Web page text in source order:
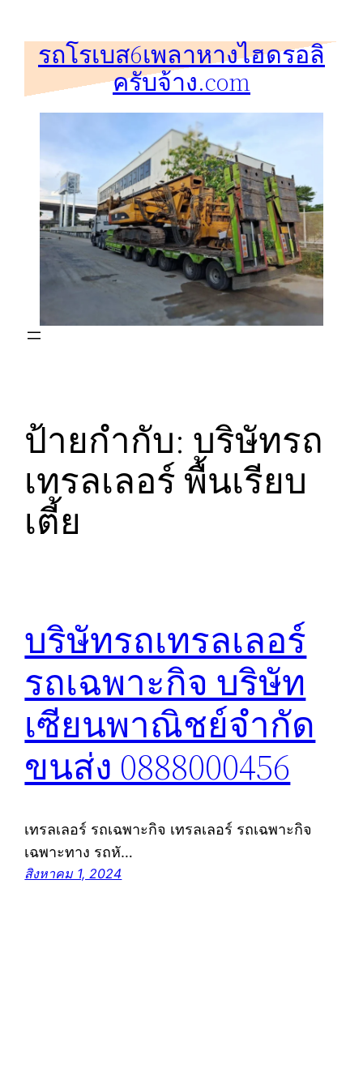
รถโรเบส6เพลาหางไฮดรอลิ
ครับจ้าง.com
ป้ายกำกับ: บริษัทรถ
เทรลเลอร์ พื้นเรียบ
เตี้ย
บริษัทรถเทรลเลอร์
รถเฉพาะกิจ บริษัท
เซียนพาณิชย์จำกัด
ขนส่ง 0888000456
เทรลเลอร์ รถเฉพาะกิจ เทรลเลอร์ รถเฉพาะกิจ
เฉพาะทาง รถหั…
สิงหาคม 1, 2024